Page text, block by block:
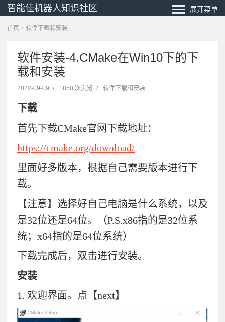
智能佳机器人知识社区 展开菜单
首页 > 软件下载和安装
软件安装-4.CMake在Win10下的下
载和安装
2022-09-09 / 1858 次浏览 / 软件下载和安装
下载
首先下载CMake官网下载地址：
https://cmake.org/download/
里面好多版本，根据自己需要版本进行下
载。
【注意】选择好自己电脑是什么系统，以及
是32位还是64位。（P.S.x86指的是32位系
统；x64指的是64位系统）
下载完成后，双击进行安装。
安装
1. 欢迎界面。点【next】